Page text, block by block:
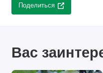
Поделиться
Вас